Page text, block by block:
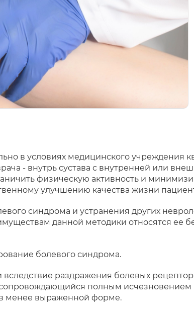
в условиях медицинского учреждения
- внутрь сустава с внутренней или
физическую активность и
улучшению качества жизни
синдрома и устранения других
данной методики относятся ее
болевого синдрома.
раздражения болевых
сопровождающийся полным
в менее выраженной форме.